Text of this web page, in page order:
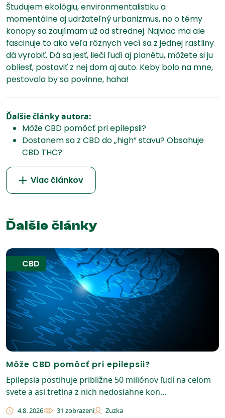
Študujem ekológiu, environmentalistiku a
momentálne aj udržateľný urbanizmus, no o témy
konopy sa zaujímam už od strednej. Najviac ma ale
fascinuje to ako veľa rôznych vecí sa z jednej rastliny
dá vyrobiť. Dá sa jesť, lieči ľudí aj planétu, môžete si ju
obliesť, postaviť z nej dom aj auto. Keby bolo na mne,
pestovala by sa povinne, haha!
Ďalšie články autora:
Môže CBD pomôcť pri epilepsii?
Dostanem sa z CBD do „high” stavu? Obsahuje
CBD THC?
Viac článkov
Ďalšie články
CBD
Môže CBD pomôcť pri epilepsii?
Epilepsia postihuje približne 50 miliónov ľudí na celom
svete a asi tretina z nich nedosiahne kon...
4.8. 2026 31 zobrazení Zuzka